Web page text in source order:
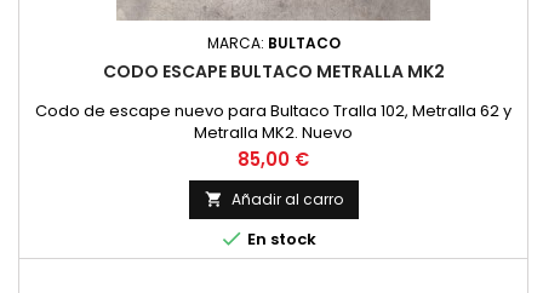
MARCA: BULTACO
CODO ESCAPE BULTACO METRALLA MK2
Codo de escape nuevo para Bultaco Tralla 102, Metralla 62 y
Metralla MK2. Nuevo
Precio
85,00 €
 Añadir al carro
 En stock